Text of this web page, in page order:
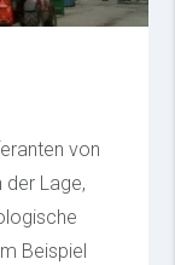
von
der Lage,
Beispiel